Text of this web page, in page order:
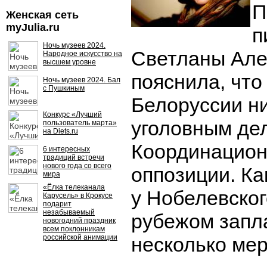
Женская сеть
myJulia.ru
Ночь музеев 2024.
Народное искусство на
высшем уровне
Ночь музеев 2024. Бал
с Пушкиным
Конкурс «Лучший
пользователь марта»
на Diets.ru
6 интересных
традиций встречи
нового года со всего
мира
«Ёлка телеканала
Карусель» в Крокусе
подарит
незабываемый
новогодний праздник
всем поклонникам
российской анимации
Светланы
пояснила,
Белоруссии
уголовным
оппозиции.
у
рубежом
несколько